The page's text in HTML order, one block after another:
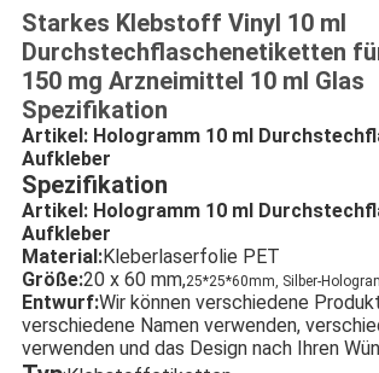
Starkes Klebstoff Vinyl 10 ml
Durchstechflaschenetiketten
150 mg Arzneimittel 10 ml Glas
Spezifikation
Artikel: Hologramm 10 ml
Aufkleber
Spezifikation
Artikel: Hologramm 10 ml
Aufkleber
Material:Kleberlaserfolie PET
Größe:20 x 60 mm,25*25*60mm, Silber-
Entwurf:Wir können verschiedene
verschiedene Namen verwenden,
verwenden und das Design nach Ihren